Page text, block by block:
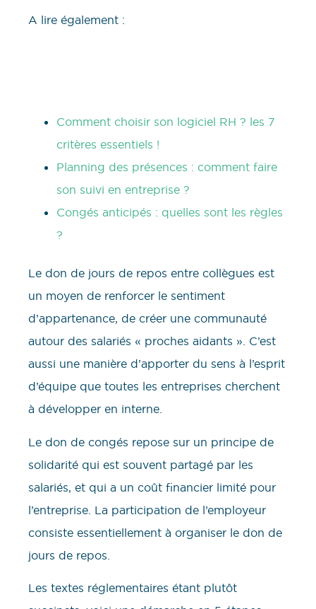
A lire également :
Comment choisir son logiciel RH ? les 7
critères essentiels !
Planning des présences : comment faire
son suivi en entreprise ?
Congés anticipés : quelles sont les règles
?
Le don de jours de repos entre collègues est
un moyen de renforcer le sentiment
d’appartenance, de créer une communauté
autour des salariés « proches aidants ». C’est
aussi une manière d’apporter du sens à l’esprit
d’équipe que toutes les entreprises cherchent
à développer en interne.
Le don de congés repose sur un principe de
solidarité qui est souvent partagé par les
salariés, et qui a un coût financier limité pour
l’entreprise. La participation de l’employeur
consiste essentiellement à organiser le don de
jours de repos.
Les textes réglementaires étant plutôt